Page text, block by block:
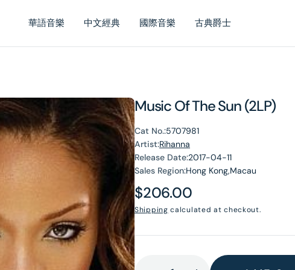
華語音樂 中文經典 國際音樂 古典爵士
Music Of The Sun (2LP)
Cat No.:5707981
Artist:Rihanna
Release Date:2017-04-11
Sales Region:Hong Kong,Macau
Regular
price
$206.00
Shipping calculated at checkout.